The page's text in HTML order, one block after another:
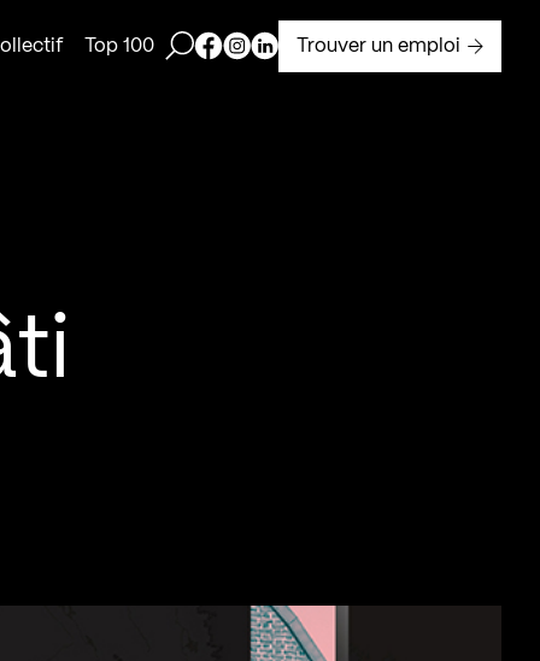
Top 100 Ouvrir la barre de recherche
Page Facebook de Kollectif
Page Instagram de Kollectif
Page Linkedin de Kollectif
Trouver un emploi